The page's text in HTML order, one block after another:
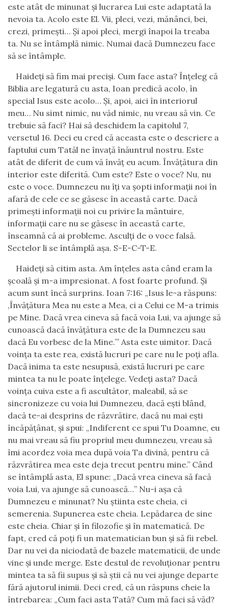
este atât de minunat şi lucrarea Lui este adaptată la
nevoia ta. Acolo este El. Vii, pleci, vezi, mănânci, bei,
crezi, primeşti… Și apoi pleci, mergi înapoi la treaba
ta. Nu se întâmplă nimic. Numai dacă Dumnezeu face
să se întâmple.
Haideţi să fim mai precişi. Cum face asta? Înţeleg că
Biblia are legatură cu asta, Ioan predică acolo, în
special Isus este acolo… Și, apoi, aici în interiorul
meu… Nu simt nimic, nu văd nimic, nu vreau să vin. Ce
trebuie să faci? Hai să deschidem la capitolul 7,
versetul 16. Deci eu cred că aceasta este o descriere a
faptului cum Tatăl ne învaţă înăuntrul nostru. Este
atât de diferit de cum vă învăţ eu acum. Învăţătura din
interior este diferită. Cum este? Este o voce? Nu, nu
este o voce. Dumnezeu nu îţi va şopti informaţii noi în
afară de cele ce se găsesc în această carte. Dacă
primeşti informaţii noi cu privire la mântuire,
informaţii care nu se găsesc în această carte,
înseamnă că ai probleme. Asculţi de o voce falsă.
Sectelor li se întâmplă aşa. S-E-C-T-E.
Haideţi să citim asta. Am înţeles asta când eram la
şcoală şi m-a impresionat. A fost foarte profund. Şi
acum sunt încă surprins. Ioan 7:16: „Isus le-a răspuns:
‚Învăţătura Mea nu este a Mea, ci a Celui ce M-a trimis
pe Mine. Dacă vrea cineva să facă voia Lui, va ajunge să
cunoască dacă învăţătura este de la Dumnezeu sau
dacă Eu vorbesc de la Mine.’” Asta este uimitor. Dacă
voinţa ta este rea, există lucruri pe care nu le poţi afla.
Dacă inima ta este nesupusă, există lucruri pe care
mintea ta nu le poate înţelege. Vedeţi asta? Dacă
voinţa cuiva este a fi ascultător, maleabil, să se
sincronizeze cu voia lui Dumnezeu, dacă eşti blând,
dacă te-ai desprins de răzvrătire, dacă nu mai eşti
încăpăţânat, şi spui: „Indiferent ce spui Tu Doamne, eu
nu mai vreau să fiu propriul meu dumnezeu, vreau să
îmi acordez voia mea după voia Ta divină, pentru că
răzvrătirea mea este deja trecut pentru mine.” Când
se întâmplă asta, El spune: „Dacă vrea cineva să facă
voia Lui, va ajunge să cunoască…” Nu-i aşa că
Dumnezeu e minunat? Nu ştiinta este cheia, ci
semerenia. Supunerea este cheia. Lepădarea de sine
este cheia. Chiar și în filozofie și în matematică. De
fapt, cred că poți fi un matematician bun și să fii rebel.
Dar nu vei da niciodată de bazele matematicii, de unde
vine și unde merge. Este destul de revoluţionar pentru
mintea ta să fii supus şi să ştii că nu vei ajunge departe
fără ajutorul inimii. Deci cred, că un răspuns cheie la
întrebarea: „Cum faci asta Tată? Cum mă faci să văd?